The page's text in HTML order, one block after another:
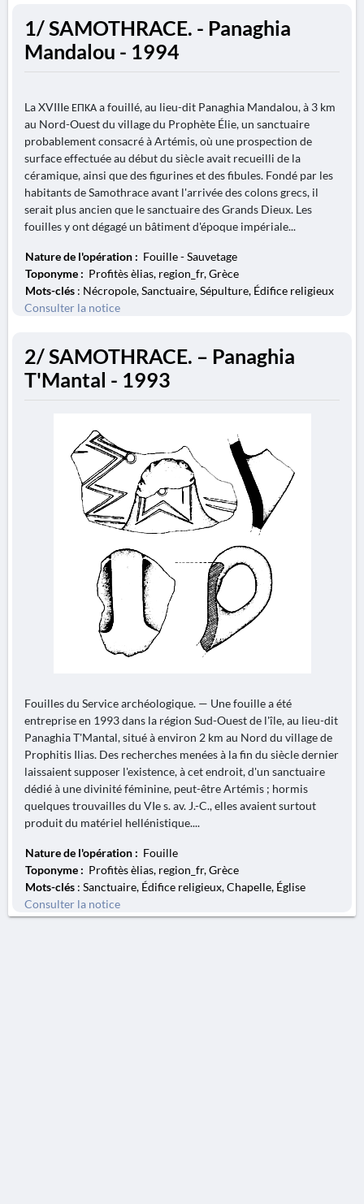
1/ SAMOTHRACE. - Panaghia
Mandalou - 1994
La XVIIIe ΕΠΚΑ a fouillé, au lieu-dit Panaghia Mandalou, à 3 km
au Nord-Ouest du village du Prophète Élie, un sanctuaire
probablement consacré à Artémis, où une prospection de
surface effectuée au début du siècle avait recueilli de la
céramique, ainsi que des figurines et des fibules. Fondé par les
habitants de Samothrace avant l'arrivée des colons grecs, il
serait plus ancien que le sanctuaire des Grands Dieux. Les
fouilles y ont dégagé un bâtiment d'époque impériale...
Nature de l'opération : Fouille - Sauvetage
Toponyme : Profitès èlias, region_fr, Grèce
Mots-clés : Nécropole, Sanctuaire, Sépulture, Édifice religieux
Consulter la notice
2/ SAMOTHRACE. – Panaghia
T'Mantal - 1993
Fouilles du Service archéologique. — Une fouille a été
entreprise en 1993 dans la région Sud-Ouest de l'île, au lieu-dit
Panaghia T'Mantal, situé à environ 2 km au Nord du village de
Prophitis Ilias. Des recherches menées à la fin du siècle dernier
laissaient supposer l'existence, à cet endroit, d'un sanctuaire
dédié à une divinité féminine, peut-être Artémis ; hormis
quelques trouvailles du VIe s. av. J.-C., elles avaient surtout
produit du matériel hellénistique....
Nature de l'opération : Fouille
Toponyme : Profitès èlias, region_fr, Grèce
Mots-clés : Sanctuaire, Édifice religieux, Chapelle, Église
Consulter la notice